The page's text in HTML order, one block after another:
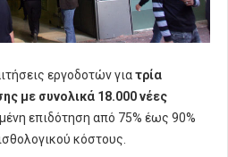
εργοδοτών γιατρία
με συνολικά 18.000 νέες
επιδότηση από 75% έως 90%
κόστους.